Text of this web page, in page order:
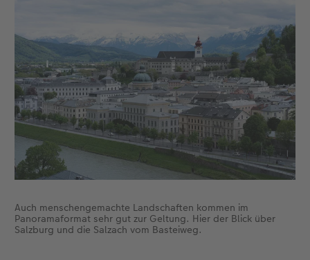
Neuheiten
Extras
Extras
CEWE myPhotos
Neuheiten
Auch menschengemachte Landschaften kommen im
Panoramaformat sehr gut zur Geltung. Hier der Blick über
Salzburg und die Salzach vom Basteiweg.